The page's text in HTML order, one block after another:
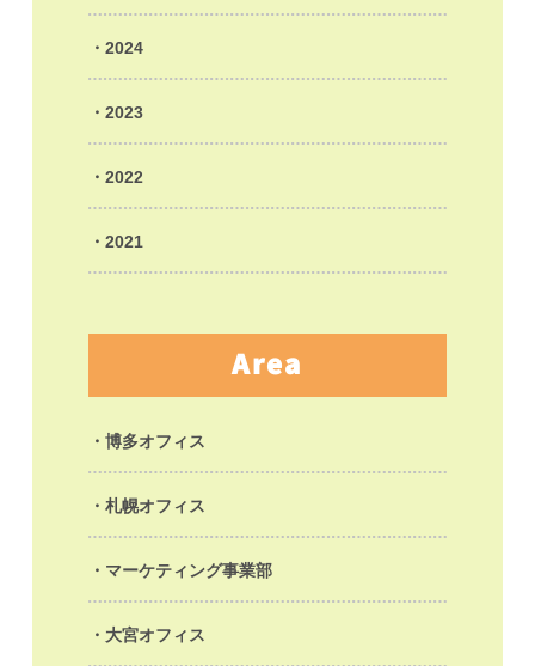
2024
2023
2022
2021
Area
博多オフィス
札幌オフィス
マーケティング事業部
大宮オフィス